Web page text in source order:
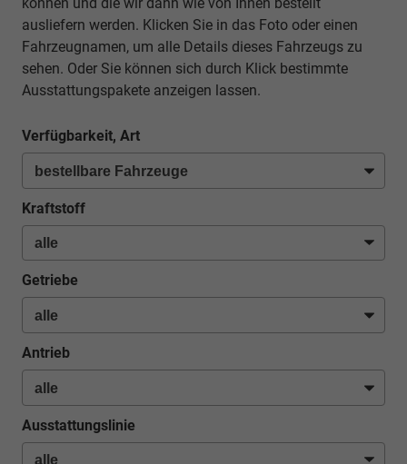
ausliefern werden. Klicken Sie in das Foto oder einen
Fahrzeugnamen, um alle Details dieses Fahrzeugs zu
sehen. Oder Sie können sich durch Klick bestimmte
Ausstattungspakete anzeigen lassen.
Verfügbarkeit, Art
Kraftstoff
Getriebe
Antrieb
Ausstattungslinie